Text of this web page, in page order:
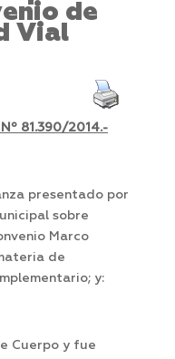
de
Vial
81.390/2014.-
presentado por
sobre
Marco
de
y:
Cuerpo y fue